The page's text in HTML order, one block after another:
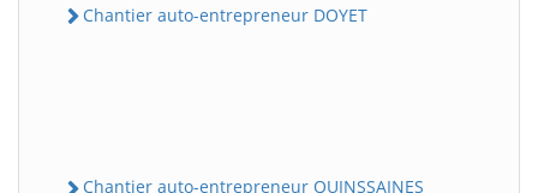
Chantier auto-entrepreneur DOYET
Chantier auto-entrepreneur QUINSSAINES